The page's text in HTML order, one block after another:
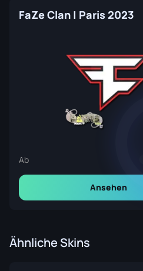
FaZe Clan | Paris 2023
Ab
Ansehen
Ähnliche Skins